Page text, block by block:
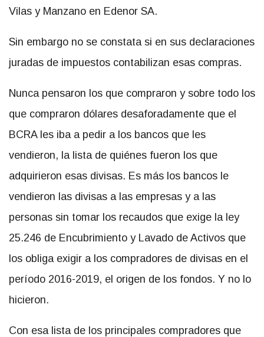
Vilas y Manzano en Edenor SA.
Sin embargo no se constata si en sus declaraciones
juradas de impuestos contabilizan esas compras.
Nunca pensaron los que compraron y sobre todo los
que compraron dólares desaforadamente que el
BCRA les iba a pedir a los bancos que les
vendieron, la lista de quiénes fueron los que
adquirieron esas divisas. Es más los bancos le
vendieron las divisas a las empresas y a las
personas sin tomar los recaudos que exige la ley
25.246 de Encubrimiento y Lavado de Activos que
los obliga exigir a los compradores de divisas en el
período 2016-2019, el origen de los fondos. Y no lo
hicieron.
Con esa lista de los principales compradores que